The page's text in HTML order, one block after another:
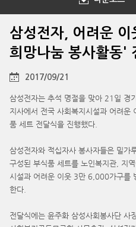
삼성전자, 어려운
희망나눔 봉사활동'
2017/09/21
삼성전자는 추석 명절을 맞아 21일 경
지사에서 전국 사회복지시설과 어려
품 세트 전달식을 진행했다.
삼성전자와 적십자사 봉사자들은 밀
구성된 부식품 세트를 노인복지관, 지
시설과 어려운 이웃 3만 6,000가구를
한다.
전달식에는 윤주화 삼성사회봉사단 사